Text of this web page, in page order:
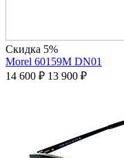
Скидка 5%
Morel 60159M DN01
14 600 ₽ 13 900 ₽